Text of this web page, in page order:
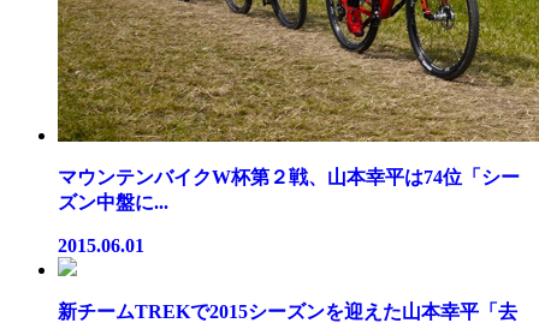
マウンテンバイクW杯第２戦、山本幸平は74位「シー
ズン中盤に...
2015.06.01
新チームTREKで2015シーズンを迎えた山本幸平「去